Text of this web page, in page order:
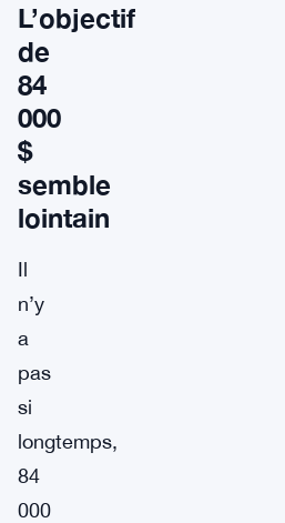
L’objectif
de
84
000
$
semble
lointain
Il
n’y
a
pas
si
longtemps,
84
000